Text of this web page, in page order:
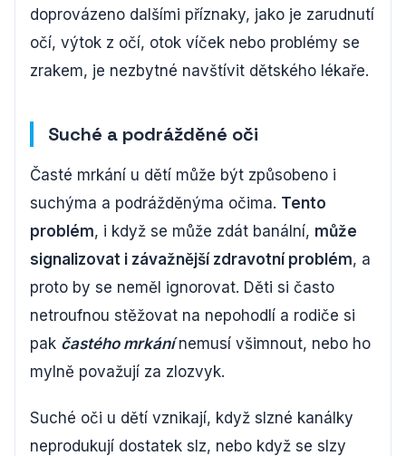
doprovázeno dalšími příznaky, jako je zarudnutí
očí, výtok z očí, otok víček nebo problémy se
zrakem, je nezbytné navštívit dětského lékaře.
Suché a podrážděné oči
Časté mrkání u dětí může být způsobeno i
suchýma a podrážděnýma očima. Tento
problém, i když se může zdát banální, může
signalizovat i závažnější zdravotní problém, a
proto by se neměl ignorovat. Děti si často
netroufnou stěžovat na nepohodlí a rodiče si
pak častého mrkánínemusí všimnout, nebo ho
mylně považují za zlozvyk.
Suché oči u dětí vznikají, když slzné kanálky
neprodukují dostatek slz, nebo když se slzy